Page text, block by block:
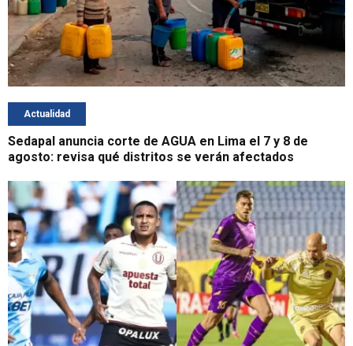
Actualidad
Sedapal anuncia corte de AGUA en Lima el 7 y 8 de
agosto: revisa qué distritos se verán afectados